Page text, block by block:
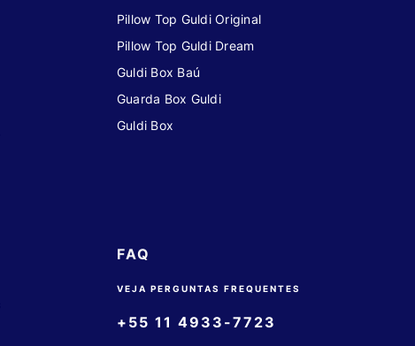
Pillow Top Guldi Original
Pillow Top Guldi Dream
Guldi Box Baú
Guarda Box Guldi
Guldi Box
FAQ
VEJA PERGUNTAS FREQUENTES
+55 11 4933-7723